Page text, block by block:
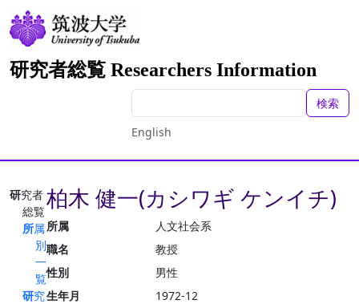
研究者総覧 Researchers Information
検索
English
研究者
総覧
所属
別
一
覧
研究
柏木 健一(カシワギ ケンイチ)
所属
人文社会系
職名
教授
性別
男性
生年月
1972-12